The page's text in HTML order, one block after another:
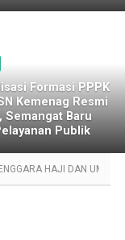
Formasi PPPK
Kemenag Resmi
Semangat Baru
Publik
HAJI DAN UMROH